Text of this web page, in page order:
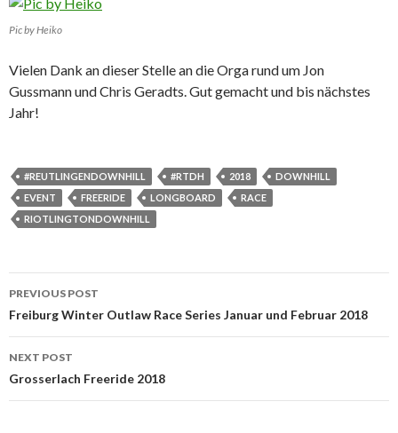
Pic by Heiko
Vielen Dank an dieser Stelle an die Orga rund um Jon
Gussmann und Chris Geradts. Gut gemacht und bis nächstes
Jahr!
#REUTLINGENDOWNHILL #RTDH 2018
DOWNHILL
EVENT
FREERIDE LONGBOARD
RACE
RIOTLINGTONDOWNHILL
Post navigation
PREVIOUS POST
Freiburg Winter Outlaw Race Series Januar und Februar 2018
NEXT POST
Grosserlach Freeride 2018